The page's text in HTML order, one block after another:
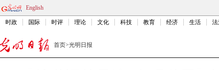
English
时政 国际 时评 理论 文化 科技 教育 经济 生活
首页>光明日报